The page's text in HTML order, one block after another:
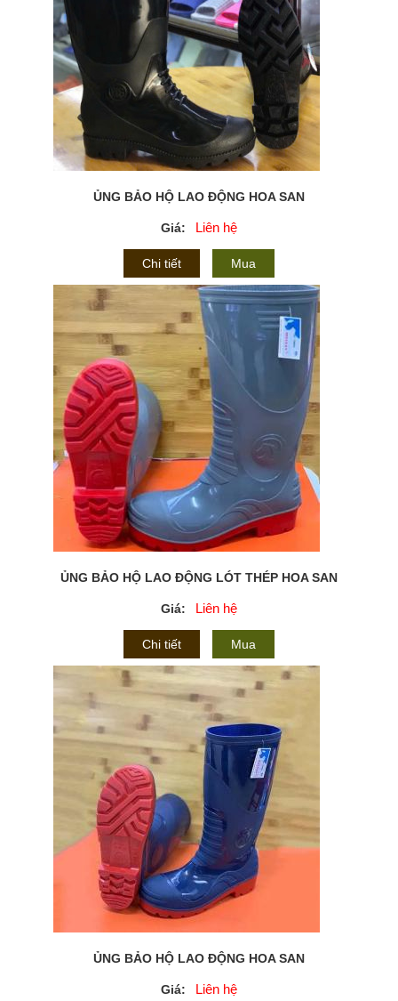
ỦNG BẢO HỘ LAO ĐỘNG HOA SAN
Giá: Liên hệ
Chi tiết Mua
ỦNG BẢO HỘ LAO ĐỘNG LÓT THÉP HOA SAN
Giá: Liên hệ
Chi tiết Mua
ỦNG BẢO HỘ LAO ĐỘNG HOA SAN
Giá: Liên hệ